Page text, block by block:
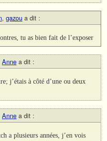
, gazou a dit :
tu as bien fait de l’exposer
Anne a dit :
j’étais à côté d’une ou deux
Anne a dit :
a plusieurs années, j’en vois